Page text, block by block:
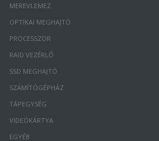
MEREVLEMEZ
OPTIKAI MEGHAJTÓ
PROCESSZOR
RAID VEZÉRLŐ
SSD MEGHAJTÓ
SZÁMÍTÓGÉPHÁZ
TÁPEGYSÉG
VIDEÓKÁRTYA
EGYÉB